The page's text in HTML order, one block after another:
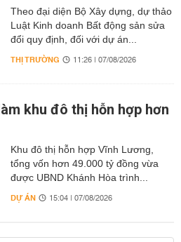
Theo đại diện Bộ Xây dựng, dự thảo
Luật Kinh doanh Bất động sản sửa
đổi quy định, đối với dự án...
THỊ TRƯỜNG 11:26 | 07/08/2026
khu đô thị hỗn hợp hơn
Khu đô thị hỗn hợp Vĩnh Lương,
tổng vốn hơn 49.000 tỷ đồng vừa
được UBND Khánh Hòa trình...
DỰ ÁN 15:04 | 07/08/2026